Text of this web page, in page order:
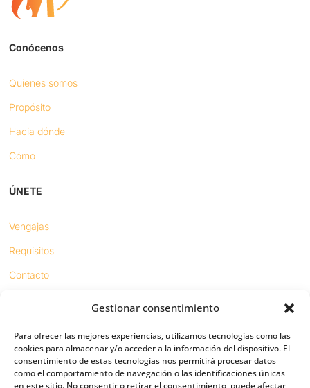
Gestionar consentimiento
Para ofrecer las mejores experiencias, utilizamos tecnologías como las
cookies para almacenar y/o acceder a la información del dispositivo. El
consentimiento de estas tecnologías nos permitirá procesar datos
como el comportamiento de navegación o las identificaciones únicas
en este sitio. No consentir o retirar el consentimiento, puede afectar
Conócenos
Quienes somos
Propósito
Hacia dónde
Cómo
ÚNETE
Vengajas
Requisitos
Contacto
Sínodo digital
Respeto en redes